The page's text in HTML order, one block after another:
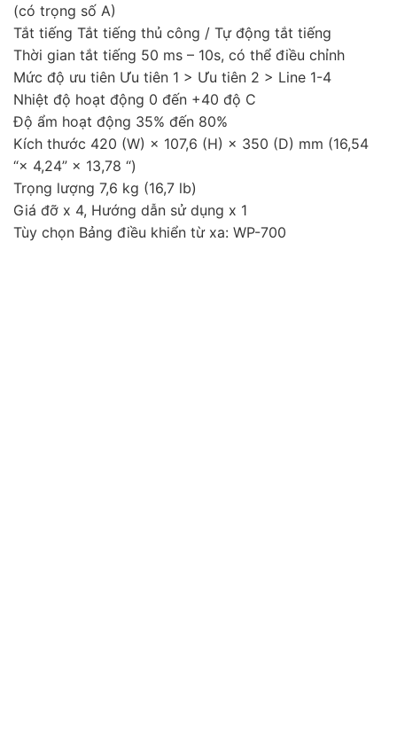
(có trọng số A)
Tắt tiếng Tắt tiếng thủ công / Tự động tắt tiếng
Thời gian tắt tiếng 50 ms – 10s, có thể điều chỉnh
Mức độ ưu tiên Ưu tiên 1 > Ưu tiên 2 > Line 1-4
Nhiệt độ hoạt động 0 đến +40 độ C
Độ ẩm hoạt động 35% đến 80%
Kích thước 420 (W) × 107,6 (H) × 350 (D) mm (16,54
“× 4,24” × 13,78 “)
Trọng lượng 7,6 kg (16,7 lb)
Giá đỡ x 4, Hướng dẫn sử dụng x 1
Tùy chọn Bảng điều khiển từ xa: WP-700